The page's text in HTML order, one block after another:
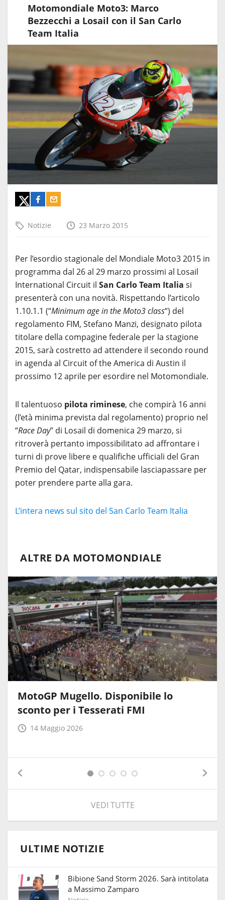
Motomondiale Moto3: Marco
Bezzecchi a Losail con il San Carlo
Team Italia
Notizie 23 Marzo 2015
Per l’esordio stagionale del Mondiale Moto3 2015 in
programma dal 26 al 29 marzo prossimi al Losail
International Circuit il San Carlo Team Italia si
presenterà con una novità. Rispettando l’articolo
1.10.1.1 (“Minimum age in the Moto3 class“) del
regolamento FIM, Stefano Manzi, designato pilota
titolare della compagine federale per la stagione
2015, sarà costretto ad attendere il secondo round
in agenda al Circuit of the America di Austin il
prossimo 12 aprile per esordire nel Motomondiale.
Il talentuoso pilota riminese, che compirà 16 anni
(l’età minima prevista dal regolamento) proprio nel
“Race Day” di Losail di domenica 29 marzo, si
ritroverà pertanto impossibilitato ad affrontare i
turni di prove libere e qualifiche ufficiali del Gran
Premio del Qatar, indispensabile lasciapassare per
poter prendere parte alla gara.
L’intera news sul sito del San Carlo Team Italia
ALTRE DA MOTOMONDIALE
MotoGP Mugello. Disponibile lo
sconto per i Tesserati FMI
14 Maggio 2026
VEDI TUTTE
ULTIME NOTIZIE
Bibione Sand Storm 2026. Sarà intitolata
a Massimo Zamparo